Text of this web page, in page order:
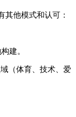
他模式和认可：
建。
（体育、技术、爱